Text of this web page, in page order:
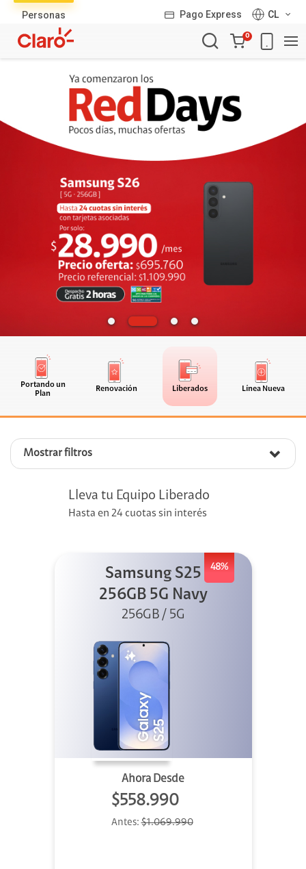
Personas Pago Express
CL
Carro
de
0
Portando un
Plan
Renovación Liberados Línea Nueva
Mostrar filtros
productos
Lleva tu Equipo Liberado
Hasta en 24 cuotas sin interés
48%
Samsung S25
256GB 5G Navy
256GB / 5G
Ahora Desde
$558.990
Antes:$1.069.990